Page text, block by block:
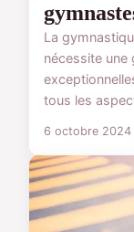
La
nécessite une
tous les
6 octobre 2024